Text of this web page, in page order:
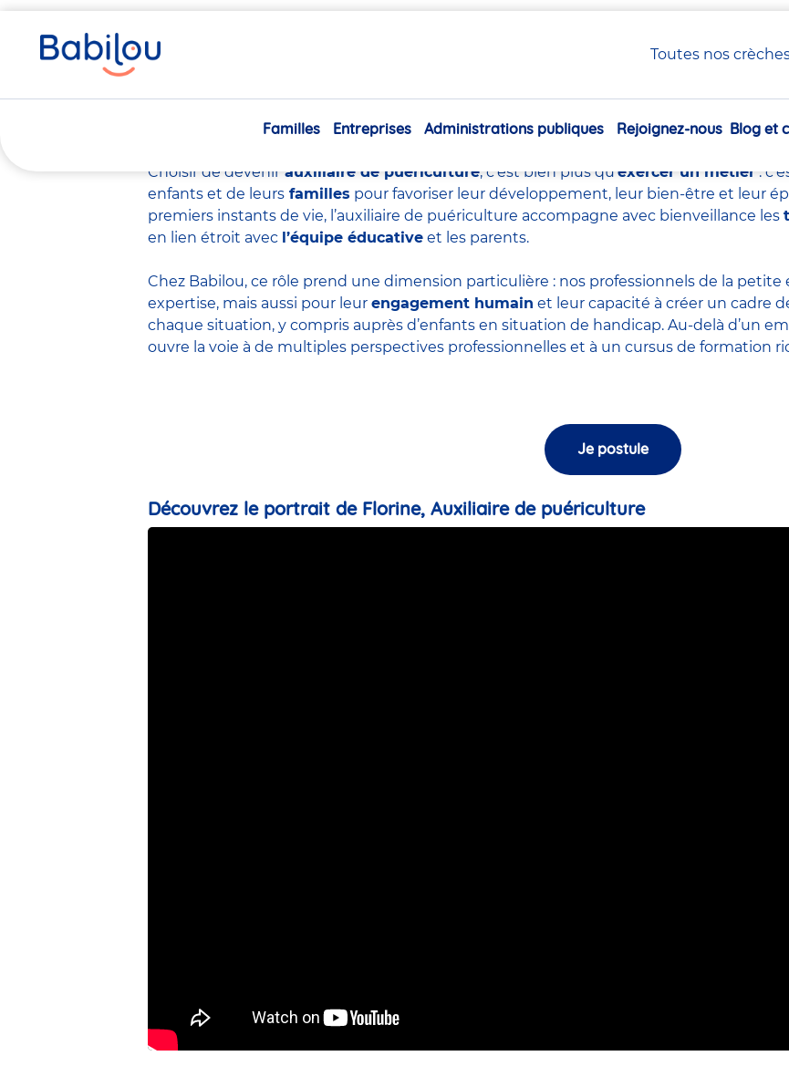
Toutes nos
Navigation
Familles Entreprises Administrations publiques Rejoignez-nous Blog et
êtes
ici
essentiel
Choisir de devenirauxiliaire de puériculture, c’est bien plus qu’exercer un métier:
enfants et de leurs familles pour favoriser leur développement, leur bien-être et leur
premiers instants de vie, l’auxiliaire de puériculture accompagne avec bienveillance les
en lien étroit avec l’équipe éducative et les parents.
Chez Babilou, ce rôle prend une dimension particulière : nos professionnels de la petite
expertise, mais aussi pour leur engagement humain et leur capacité à créer un cadre
chaque situation, y compris auprès d’enfants en situation de handicap. Au-delà d’un
ouvre la voie à de multiples perspectives professionnelles et à un cursus de formation
Je postule
Découvrez le portrait de Florine, Auxiliaire de puériculture